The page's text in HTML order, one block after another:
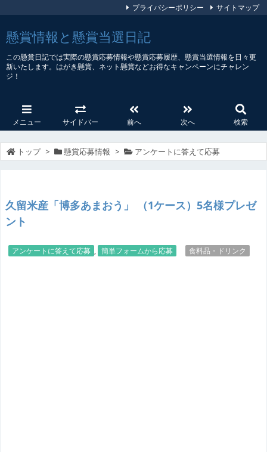
懸賞情報と懸賞当選日記
この懸賞日記では実際の懸賞応募情報や懸賞応募履歴、懸賞当選情報を日々更
新いたします。はがき懸賞、ネット懸賞などお得なキャンペーンにチャレン
ジ！
メニュー サイドバー 前へ 次へ 検索
プライバシーポリシー サイトマップ
トップ > 懸賞応募情報 > アンケートに答えて応募
久留米産「博多あまおう」 （1ケース）5名様プレゼ
ント
アンケートに答えて応募 , 簡単フォームから応募 食料品・ドリンク